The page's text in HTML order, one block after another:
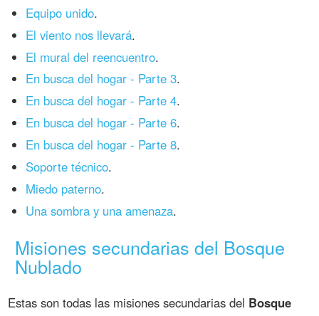
Equipo unido.
El viento nos llevará.
El mural del reencuentro.
En busca del hogar - Parte 3.
En busca del hogar - Parte 4.
En busca del hogar - Parte 6.
En busca del hogar - Parte 8.
Soporte técnico.
Miedo paterno.
Una sombra y una amenaza.
Misiones secundarias del Bosque
Nublado
Estas son todas las misiones secundarias del Bosque